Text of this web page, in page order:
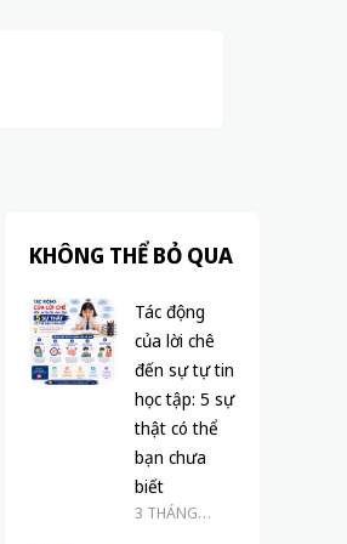
KHÔNG THỂ BỎ QUA
Tác động
của lời chê
đến sự tự tin
học tập: 5 sự
thật có thể
bạn chưa
biết
3 THÁNG